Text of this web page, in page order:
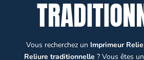
Vous recherchez un Imprimeur
Reliure traditionnelle ? Vous êtes